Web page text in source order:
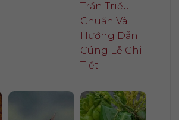
Trần Triều
Chuẩn Và
Hướng Dẫn
Cúng Lễ Chi
Tiết